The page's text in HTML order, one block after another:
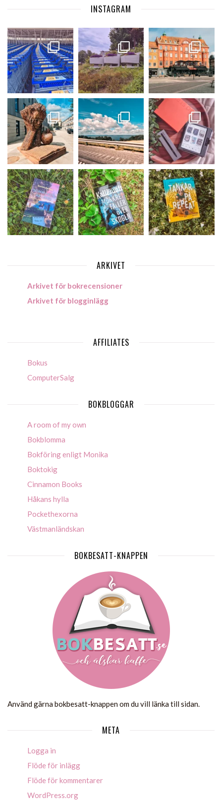
INSTAGRAM
ARKIVET
Arkivet för bokrecensioner
Arkivet för blogginlägg
AFFILIATES
Bokus
ComputerSalg
BOKBLOGGAR
A room of my own
Bokblomma
Bokföring enligt Monika
Boktokig
Cinnamon Books
Håkans hylla
Pockethexorna
Västmanländskan
BOKBESATT-KNAPPEN
Använd gärna bokbesatt-knappen om du vill länka till sidan.
META
Logga in
Flöde för inlägg
Flöde för kommentarer
WordPress.org